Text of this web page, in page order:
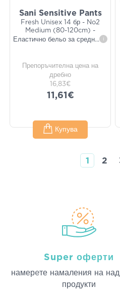
Sani Sensitive Pants
Fresh Unisex 14 бр - No2
Medium (80-120cm) -
Еластично бельо за средн... i
Препоръчителна цена на
дребно
16,83€
11,61€
Купува
1 2
Super оферти
намерeте намаления на
продукти